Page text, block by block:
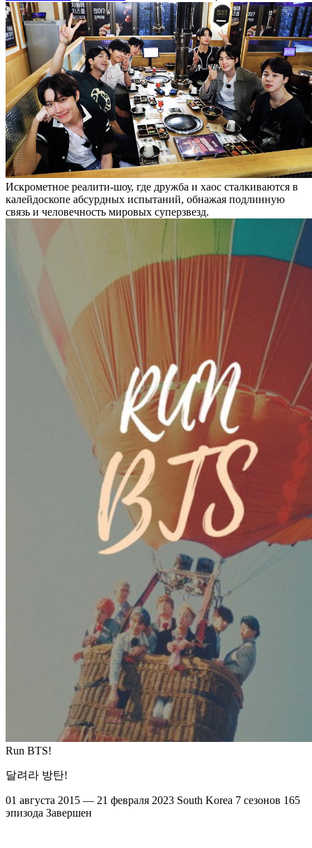
Искрометное реалити-шоу, где дружба и хаос сталкиваются в
калейдоскопе абсурдных испытаний, обнажая подлинную
связь и человечность мировых суперзвезд.
Run BTS!
달려라 방탄!
01 августа 2015 — 21 февраля 2023 South Korea 7 сезонов 165
эпизода Завершен